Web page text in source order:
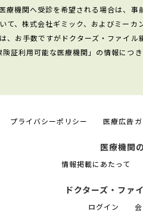
療機関へ受診を希望される場合は、事
て、株式会社ギミック、およびミー
、お手数ですがドクターズ・ファイル
証利用可能な医療機関」の情報につ
プライバシーポリシー 医療広告
医療機関
情報掲載にあたって
ドクターズ・ファ
ログイン